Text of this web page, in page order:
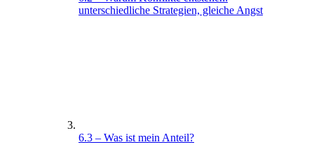
unterschiedliche Strategien, gleiche Angst
6.3 – Was ist mein Anteil?